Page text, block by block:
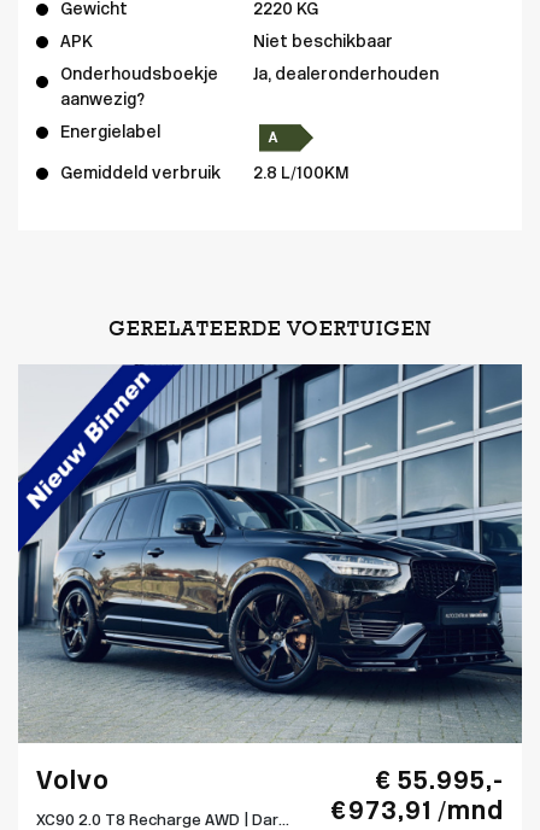
Gewicht
2220 KG
APK
Niet beschikbaar
Onderhoudsboekje
aanwezig?
Ja, dealeronderhouden
Energielabel
Gemiddeld verbruik 2.8 L/100KM
GERELATEERDE VOERTUIGEN
Volvo
XC90 2.0 T8 Recharge AWD | Dar...
€ 55.995,-
€ 973,91 /mnd